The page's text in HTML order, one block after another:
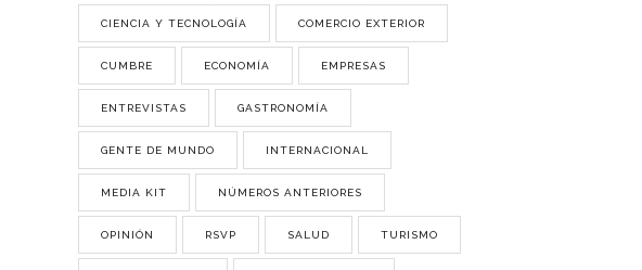
CIENCIA Y TECNOLOGÍA COMERCIO EXTERIOR
CUMBRE ECONOMÍA EMPRESAS
ENTREVISTAS GASTRONOMÍA
GENTE DE MUNDO INTERNACIONAL
MEDIA KIT NÚMEROS ANTERIORES
OPINIÓN RSVP SALUD TURISMO